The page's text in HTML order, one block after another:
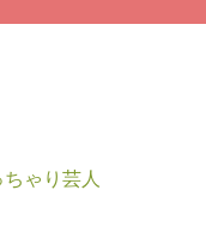
ゃり芸人